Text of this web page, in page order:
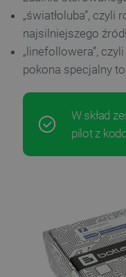
„światłoluba”, czyli
najsilniejszego
„linefollowera”,
pokona specjalny
W skład
pilot z